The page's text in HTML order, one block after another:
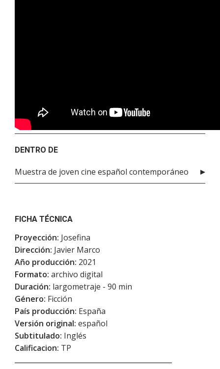
DENTRO DE
Muestra de joven cine español contemporáneo
FICHA TÉCNICA
Proyección: Josefina
Dirección: Javier Marco
Año producción: 2021
Formato: archivo digital
Duración: largometraje - 90 min
Género: Ficción
País producción: España
Versión original: español
Subtitulado: Inglés
Calificacion: TP